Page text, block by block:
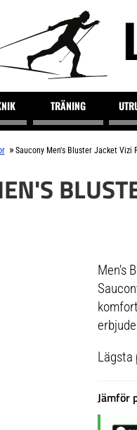
TRÄNING
» Saucony Men's Bluster Jacket Vizi
Men's
Lägsta
Jämför